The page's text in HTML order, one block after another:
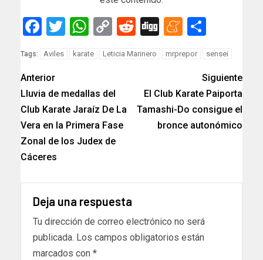
Facebook
Twitter
WhatsApp
Copy
Link
Reddit
Digg
Tags: Aviles karate Leticia Marinero mrprepor sensei
Anterior
Lluvia de medallas del
Club Karate Jaraíz De La
Vera en la Primera Fase
Zonal de los Judex de
Cáceres
Siguiente
El Club Karate Paiporta
Tamashi-Do consigue el
bronce autonómico
Deja una respuesta
Tu dirección de correo electrónico no será
publicada. Los campos obligatorios están
marcados con *